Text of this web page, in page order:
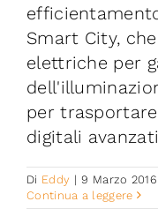
Smart City,
elettriche per
per
digitali
Di Eddy | 9 Marzo 2016
Continua a leggere